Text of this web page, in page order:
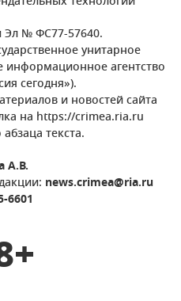
Эл № ФС77-57640.
унитарное
агентство
сегодня»).
и новостей сайта
на https://crimea.ria.ru
текста.
А.В.
news.crimea@ria.ru
6601